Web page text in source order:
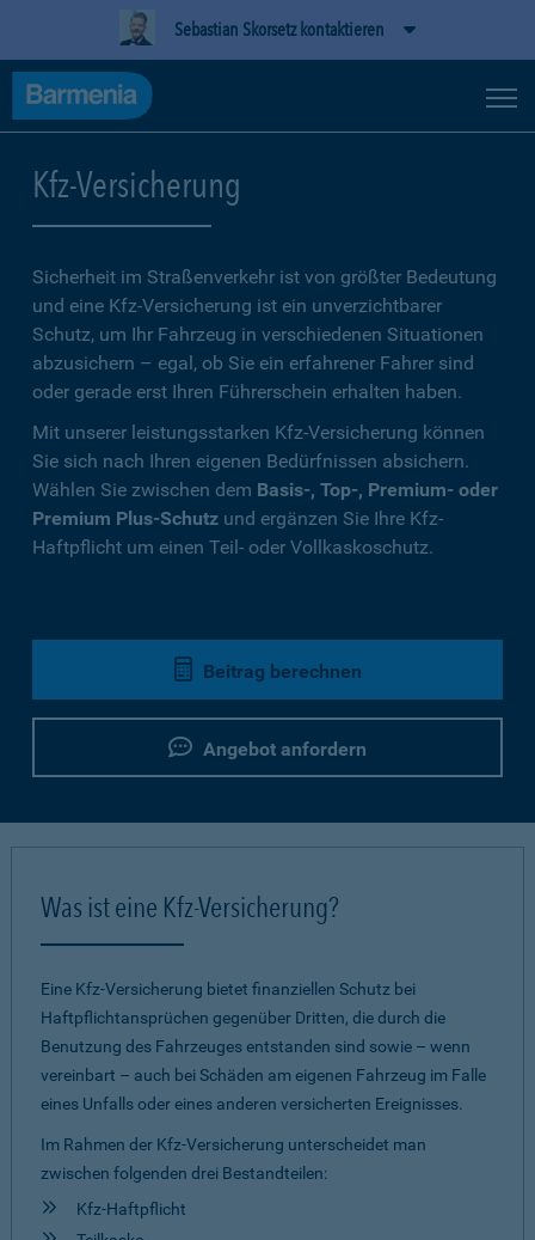
Sebastian Skorsetz kontaktieren
Kfz-Versicherung
Sicherheit im Straßenverkehr ist von größter Bedeutung
und eine Kfz-Versicherung ist ein unverzichtbarer
Schutz, um Ihr Fahrzeug in verschiedenen Situationen
abzusichern – egal, ob Sie ein erfahrener Fahrer sind
oder gerade erst Ihren Führerschein erhalten haben.
Mit unserer leistungsstarken Kfz-Versicherung können
Sie sich nach Ihren eigenen Bedürfnissen absichern.
Wählen Sie zwischen dem Basis-, Top-, Premium- oder
Premium Plus-Schutz und ergänzen Sie Ihre Kfz-
Haftpflicht um einen Teil- oder Vollkaskoschutz.
Beitrag berechnen
Angebot anfordern
Was ist eine Kfz-Versicherung?
Eine Kfz-Versicherung bietet finanziellen Schutz bei
Haftpflichtansprüchen gegenüber Dritten, die durch die
Benutzung des Fahrzeuges entstanden sind sowie – wenn
vereinbart – auch bei Schäden am eigenen Fahrzeug im Falle
eines Unfalls oder eines anderen versicherten Ereignisses.
Im Rahmen der Kfz-Versicherung unterscheidet man
zwischen folgenden drei Bestandteilen:
Kfz-Haftpflicht